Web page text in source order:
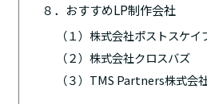
８．おすすめLP制作会社
（１）株式会社ポストスケイ
（２）株式会社クロスバズ
（３）TMS Partners株式会